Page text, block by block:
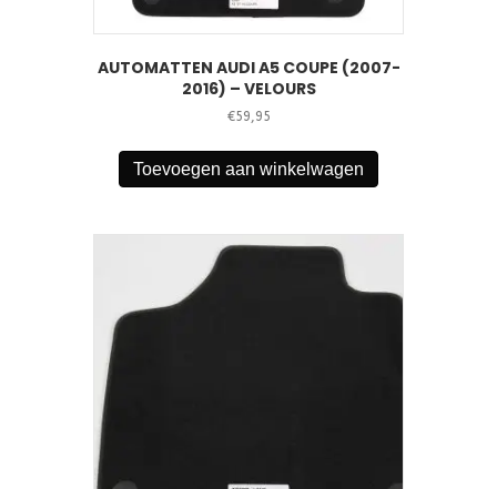
AUTOMATTEN AUDI A5 COUPE (2007-
2016) – VELOURS
€59,95
Toevoegen aan winkelwagen